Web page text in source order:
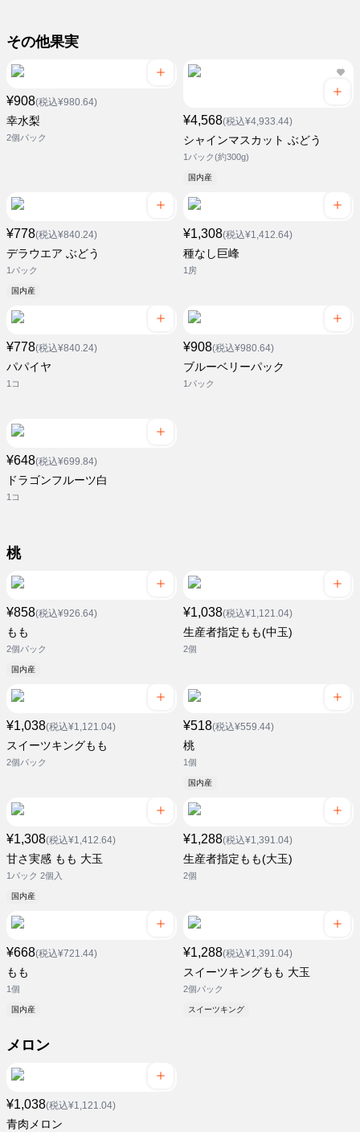
その他果実
¥908(税込¥980.64)
幸水梨
2個パック
¥4,568(税込¥4,933.44)
シャインマスカット ぶどう
1パック(約300g)
国内産
¥778(税込¥840.24)
デラウエア ぶどう
1パック
国内産
¥1,308(税込¥1,412.64)
種なし巨峰
1房
¥778(税込¥840.24)
パパイヤ
1コ
¥908(税込¥980.64)
ブルーベリーパック
1パック
¥648(税込¥699.84)
ドラゴンフルーツ白
1コ
桃
¥858(税込¥926.64)
もも
2個パック
国内産
¥1,038(税込¥1,121.04)
生産者指定もも(中玉)
2個
¥1,038(税込¥1,121.04)
スイーツキングもも
2個パック
¥518(税込¥559.44)
桃
1個
国内産
¥1,308(税込¥1,412.64)
甘さ実感 もも 大玉
1パック 2個入
国内産
¥1,288(税込¥1,391.04)
生産者指定もも(大玉)
2個
¥668(税込¥721.44)
もも
1個
国内産
¥1,288(税込¥1,391.04)
スイーツキングもも 大玉
2個パック
スイーツキング
メロン
¥1,038(税込¥1,121.04)
青肉メロン